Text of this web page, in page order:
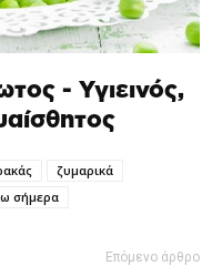
- Υγιεινός,
ζυμαρικά
σήμερα
Επόμενο άρθρο